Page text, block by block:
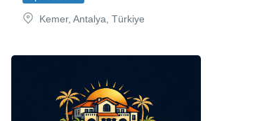
Kemer, Antalya, Türkiye